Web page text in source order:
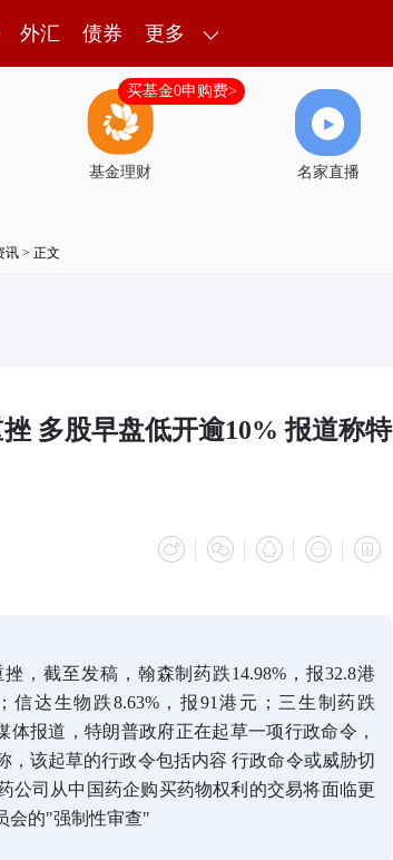
外汇 债券 更多
基金理财
买基金0申购费>
名家直播
讯 > 正文
多股早盘低开逾10% 报道称特
，截至发稿，翰森制药跌14.98%，报32.8港
信达生物跌8.63%，报91港元；三生制药跌
体报道，特朗普政府正在起草一项行政命令，
，该起草的行政令包括内容 行政命令或威胁切
公司从中国药企购买药物权利的交易将面临更
会的"强制性审查"